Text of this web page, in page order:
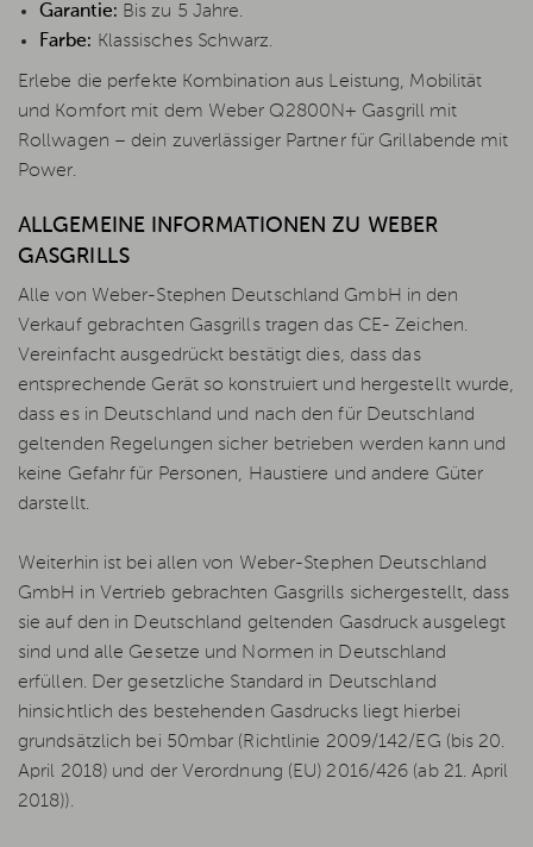
Garantie: Bis zu 5 Jahre.
Farbe: Klassisches Schwarz.
Erlebe die perfekte Kombination aus Leistung, Mobilität
und Komfort mit dem Weber Q2800N+ Gasgrill mit
Rollwagen – dein zuverlässiger Partner für Grillabende mit
Power.
ALLGEMEINE INFORMATIONEN ZU WEBER
GASGRILLS
Alle von Weber-Stephen Deutschland GmbH in den
Verkauf gebrachten Gasgrills tragen das CE- Zeichen.
Vereinfacht ausgedrückt bestätigt dies, dass das
entsprechende Gerät so konstruiert und hergestellt wurde,
dass es in Deutschland und nach den für Deutschland
geltenden Regelungen sicher betrieben werden kann und
keine Gefahr für Personen, Haustiere und andere Güter
darstellt.
Weiterhin ist bei allen von Weber-Stephen Deutschland
GmbH in Vertrieb gebrachten Gasgrills sichergestellt, dass
sie auf den in Deutschland geltenden Gasdruck ausgelegt
sind und alle Gesetze und Normen in Deutschland
erfüllen. Der gesetzliche Standard in Deutschland
hinsichtlich des bestehenden Gasdrucks liegt hierbei
grundsätzlich bei 50mbar (Richtlinie 2009/142/EG (bis 20.
April 2018) und der Verordnung (EU) 2016/426 (ab 21. April
2018)).